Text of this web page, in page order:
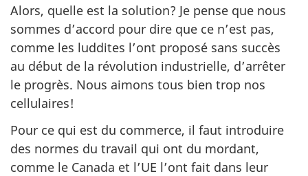
Alors, quelle est la solution? Je pense que nous
sommes d’accord pour dire que ce n’est pas,
comme les luddites l’ont proposé sans succès
au début de la révolution industrielle, d’arrêter
le progrès. Nous aimons tous bien trop nos
cellulaires!
Pour ce qui est du commerce, il faut introduire
des normes du travail qui ont du mordant,
comme le Canada et l’UE l’ont fait dans leur